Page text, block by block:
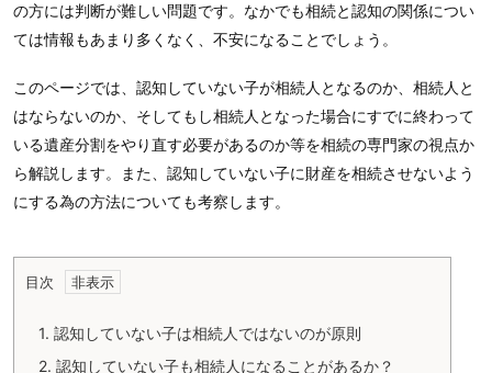
の方には判断が難しい問題です。なかでも相続と認知の関係につい
ては情報もあまり多くなく、不安になることでしょう。
このページでは、認知していない子が相続人となるのか、相続人と
はならないのか、そしてもし相続人となった場合にすでに終わって
いる遺産分割をやり直す必要があるのか等を相続の専門家の視点か
ら解説します。また、認知していない子に財産を相続させないよう
にする為の方法についても考察します。
目次
1. 認知していない子は相続人ではないのが原則
2. 認知していない子も相続人になることがあるか？